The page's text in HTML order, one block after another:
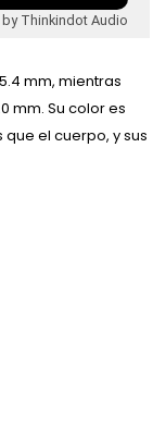
Thinkindot Audio
mm, mientras
mm. Su color es
el cuerpo, y sus